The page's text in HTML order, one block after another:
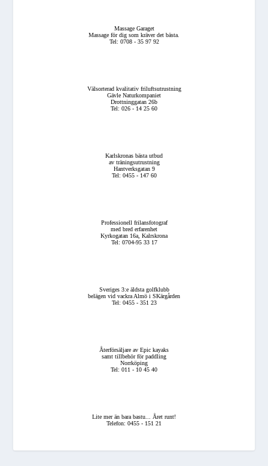
Massage Garaget
Massage för dig som kräver det bästa.
Tel: 0708 - 35 97 92
Välsorterad kvalitativ friluftsutrustning
Gävle Naturkompaniet
Drottninggatan 26b
Tel: 026 - 14 25 60
Karlskronas bästa utbud
av träningsutrustning
Hantverksgatan 9
Tel: 0455 - 147 60
Professionell frilansfotograf
med bred erfarenhet
Kyrkogatan 16a, Kalrskrona
Tel: 0704-95 33 17
Sveriges 3:e äldsta golfklubb
belägen vid vackra Almö i SKärgården
Tel: 0455 - 351 23
Återförsäljare av Epic kayaks
samt tillbehör för paddling
Norrköping
Tel: 011 - 10 45 40
Lite mer än bara bastu... Året runt!
Telefon: 0455 - 151 21